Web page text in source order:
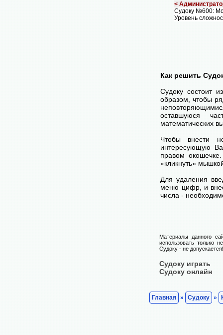
<
Судоку №600:
Уровень
Как решить
Судоку состоит
образом, чтобы
оставшуюся
математических
Чтобы внести
интересующую
правом
«кликнуть»
Для удаления
меню цифр, и
числа -
Материалы данного
использовать только
Судоку - не допускается!
Судоку играть
Судоку онлайн
Главная » Судоку »